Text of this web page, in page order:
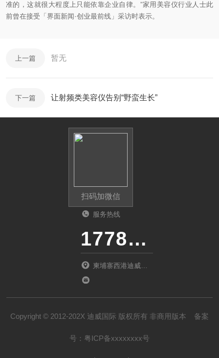
准的，这就很大程度上只能依靠企业自律。”家用美容仪行业人士此
前曾在接受「界面新闻·创业最前线」采访时表示。
上一篇 暂无
下一篇 让射频类美容仪告别“野蛮生长”
扫码加微信
服务热线
17787488866（24小时服务)
柬埔寨西港迪威国
Copyright © 2012-202X 迪威国际 版权所有 非商用版本 备案
号： 粤ICP备xxxxxxxx号